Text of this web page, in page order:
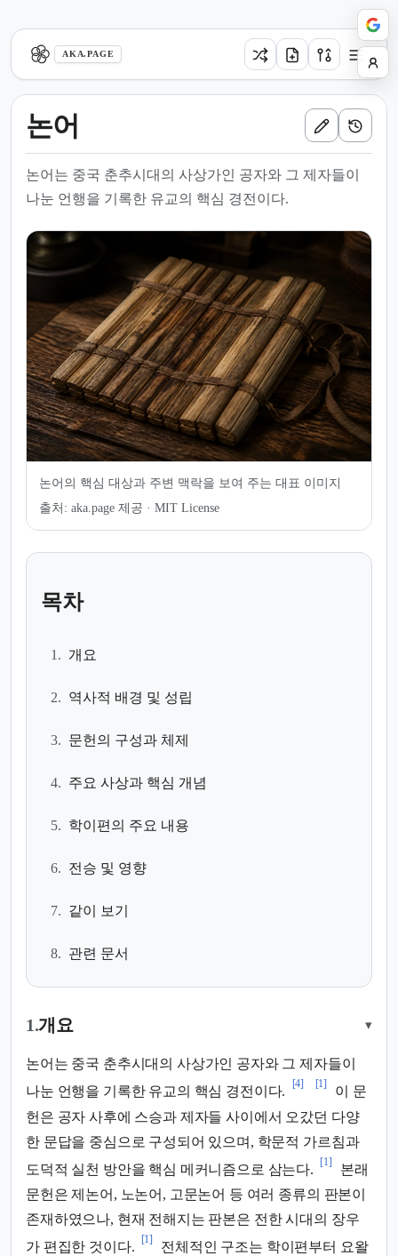
AKA.PAGE
논어
논어는 중국 춘추시대의 사상가인 공자와 그 제자들이
나눈 언행을 기록한 유교의 핵심 경전이다.
논어의 핵심 대상과 주변 맥락을 보여 주는 대표 이미지
출처: aka.page 제공 · MIT License
목차
1. 개요
2. 역사적 배경 및 성립
3. 문헌의 구성과 체제
4. 주요 사상과 핵심 개념
5. 학이편의 주요 내용
6. 전승 및 영향
7. 같이 보기
8. 관련 문서
1.개요 ▾
논어는 중국 춘추시대의 사상가인 공자와 그 제자들이
나눈 언행을 기록한 유교의 핵심 경전이다.
[4] [1]
이 문
헌은 공자 사후에 스승과 제자들 사이에서 오갔던 다양
한 문답을 중심으로 구성되어 있으며, 학문적 가르침과
도덕적 실천 방안을 핵심 메커니즘으로 삼는다.
[1]
본래
문헌은 제논어, 노논어, 고문논어 등 여러 종류의 판본이
존재하였으나, 현재 전해지는 판본은 전한 시대의 장우
가 편집한 것이다.
[1]
전체적인 구조는 학이편부터 요왈